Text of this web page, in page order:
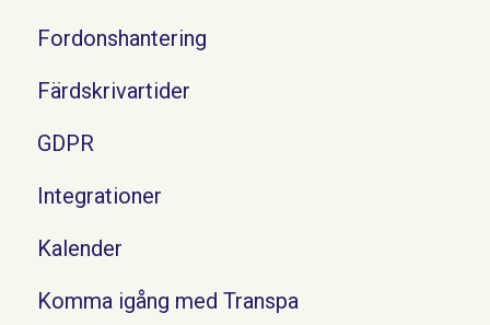
Fordonshantering
Färdskrivartider
GDPR
Integrationer
Kalender
Komma igång med Transpa